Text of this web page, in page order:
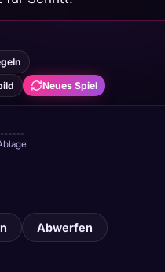
Neues Spiel
♣♣♠ ♠ ♠
Abwerfen